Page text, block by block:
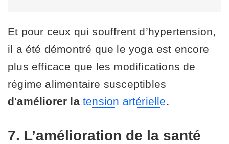
Et pour ceux qui souffrent d’hypertension,
il a été démontré que le yoga est encore
plus efficace que les modifications de
régime alimentaire susceptibles
d'améliorer la tension artérielle.
7. L’amélioration de la santé